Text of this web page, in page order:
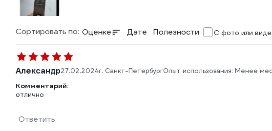
Сортировать по: Оценке Дате Полезности С фото или
Александр27.02.2024г. Санкт-ПетербургОпыт использования: Менее
Комментарий:
отлично
Ответить